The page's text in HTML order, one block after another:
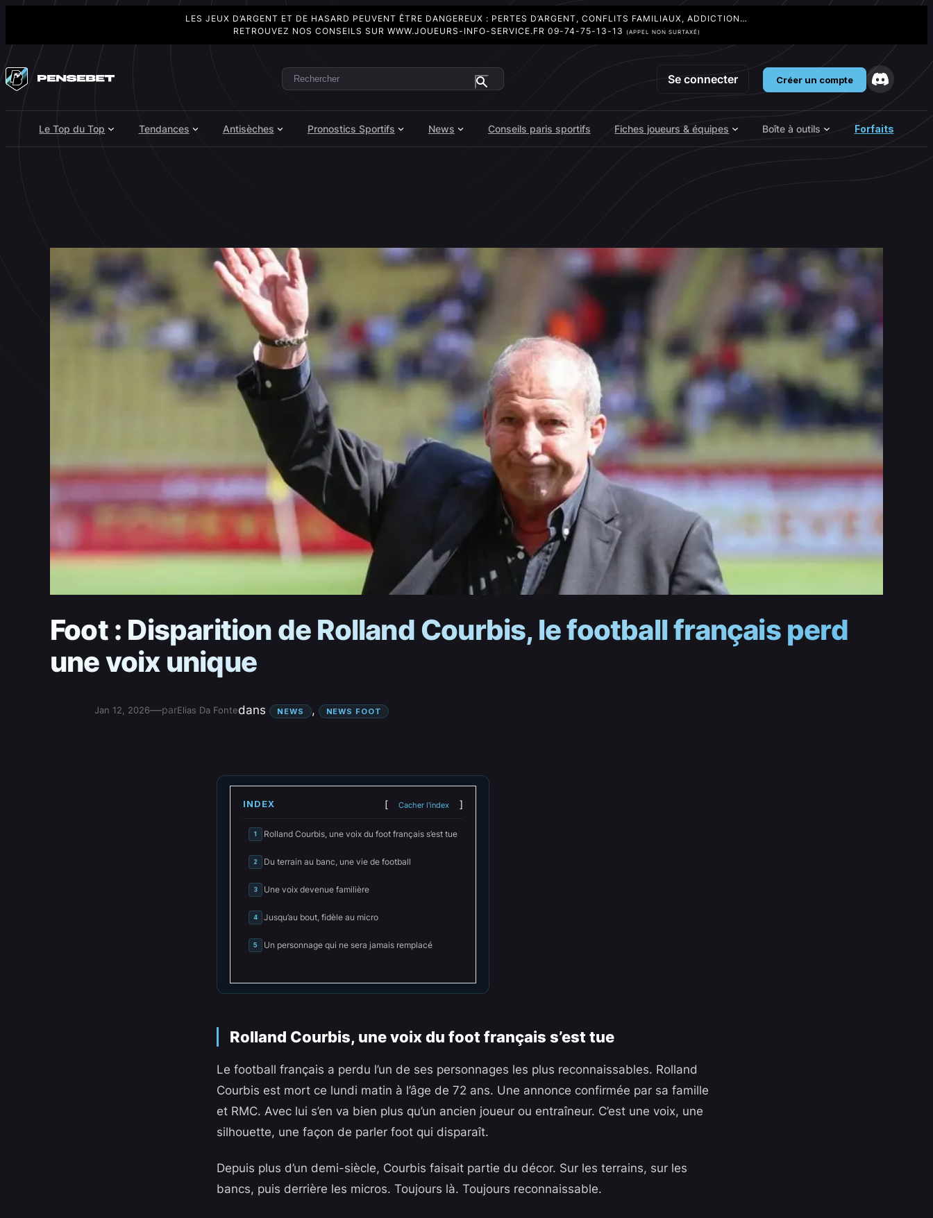
LES JEUX D’ARGENT ET DE HASARD PEUVENT ÊTRE DANGEREUX : PERTES D’ARGENT, CONFLITS FAMILIAUX, ADDICTION…
RETROUVEZ NOS CONSEILS SUR WWW.JOUEURS-INFO-SERVICE.FR 09-74-75-13-13 (APPEL NON SURTAXÉ)
au
contenu
Rechercher Se connecter Créer un compte
Le Top du Top Tendances Antisèches Pronostics Sportifs News Conseils paris sportifs Fiches joueurs & équipes Boîte à outils Forfaits
Foot : Disparition de Rolland Courbis, le football français perd
une voix unique
Jan 12, 2026—parElias Da Fontedans NEWS , NEWS FOOT
INDEX Cacher l'index
1 Rolland Courbis, une voix du foot français s’est tue
2 Du terrain au banc, une vie de football
3 Une voix devenue familière
4 Jusqu’au bout, fidèle au micro
5 Un personnage qui ne sera jamais remplacé
Rolland Courbis, une voix du foot français s’est tue
Le football français a perdu l’un de ses personnages les plus reconnaissables. Rolland
Courbis est mort ce lundi matin à l’âge de 72 ans. Une annonce confirmée par sa famille
et RMC. Avec lui s’en va bien plus qu’un ancien joueur ou entraîneur. C’est une voix, une
silhouette, une façon de parler foot qui disparaît.
Depuis plus d’un demi-siècle, Courbis faisait partie du décor. Sur les terrains, sur les
bancs, puis derrière les micros. Toujours là. Toujours reconnaissable.